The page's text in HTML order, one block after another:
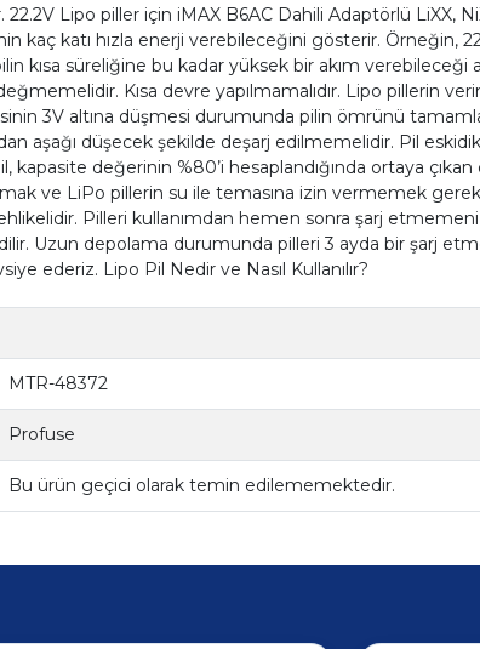
Lipo piller için iMAX B6AC Dahili Adaptörlü LiXX,
kaç katı hızla enerji verebileceğini gösterir.
kısa süreliğine bu kadar yüksek bir akım
Kısa devre yapılmamalıdır. Lipo pillerin
3V altına düşmesi durumunda pilin ömrünü
aşağı düşecek şekilde deşarj edilmemelidir. Pil
kapasite değerinin %80’i hesaplandığında ortaya
ve LiPo pillerin su ile temasına izin vermemek
Pilleri kullanımdan hemen sonra şarj
Uzun depolama durumunda pilleri 3 ayda bir şarj
ederiz. Lipo Pil Nedir ve Nasıl Kullanılır?
MTR-48372
Profuse
Bu ürün geçici olarak temin edilememektedir.